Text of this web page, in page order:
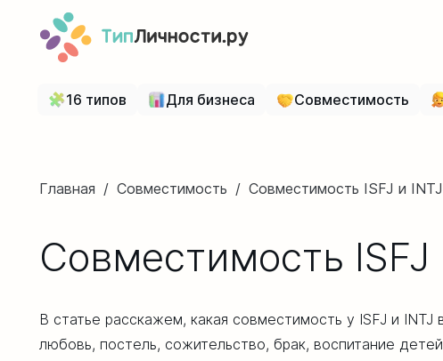
16 типов Для бизнеса Совместимость
Главная / Совместимость / Совместимость ISFJ и INTJ
Совместимость ISFJ
В статье расскажем, какая совместимость у ISFJ и INTJ
любовь, постель, сожительство, брак, воспитание